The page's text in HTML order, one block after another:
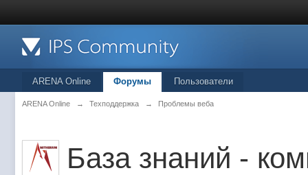
ARENA Online Форумы Пользователи
ARENA Online → Техподдержка → Проблемы веба
База знаний -